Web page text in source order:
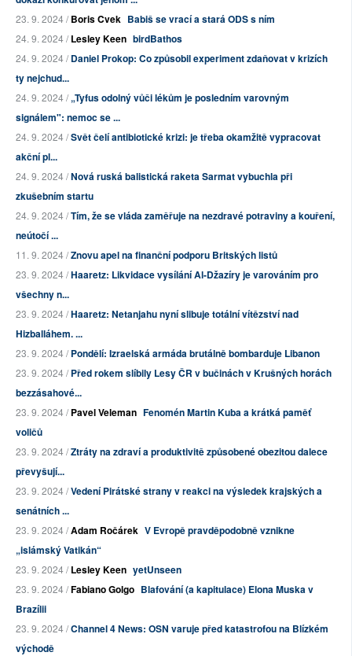
23. 9. 2024 /Boris Cvek Babiš se vrací a stará ODS s ním
24. 9. 2024 /Lesley Keen birdBathos
24. 9. 2024 /Daniel Prokop: Co způsobil experiment zdaňovat v krizích
ty nejchud...
24. 9. 2024 /„Tyfus odolný vůči lékům je posledním varovným
signálem": nemoc se ...
24. 9. 2024 /Svět čelí antibiotické krizi: je třeba okamžitě vypracovat
akční pl...
24. 9. 2024 /Nová ruská balistická raketa Sarmat vybuchla při
zkušebním startu
24. 9. 2024 /Tím, že se vláda zaměřuje na nezdravé potraviny a kouření,
neútočí ...
11. 9. 2024 /Znovu apel na finanční podporu Britských listů
23. 9. 2024 /Haaretz: Likvidace vysílání Al-Džazíry je varováním pro
všechny n...
23. 9. 2024 /Haaretz: Netanjahu nyní slibuje totální vítězství nad
Hizballáhem. ...
23. 9. 2024 /Pondělí: Izraelská armáda brutálně bombarduje Libanon
23. 9. 2024 /Před rokem slíbily Lesy ČR v bučinách v Krušných horách
bezzásahové...
23. 9. 2024 /Pavel Veleman Fenomén Martin Kuba a krátká paměť
voličů
23. 9. 2024 /Ztráty na zdraví a produktivitě způsobené obezitou dalece
převyšují...
23. 9. 2024 /Vedení Pirátské strany v reakci na výsledek krajských a
senátních ...
23. 9. 2024 /Adam Ročárek V Evropě pravděpodobně vznikne
„islámský Vatikán“
23. 9. 2024 /Lesley Keen yetUnseen
23. 9. 2024 /Fabiano Golgo Blafování (a kapitulace) Elona Muska v
Brazílii
23. 9. 2024 /Channel 4 News: OSN varuje před katastrofou na Blízkém
východě